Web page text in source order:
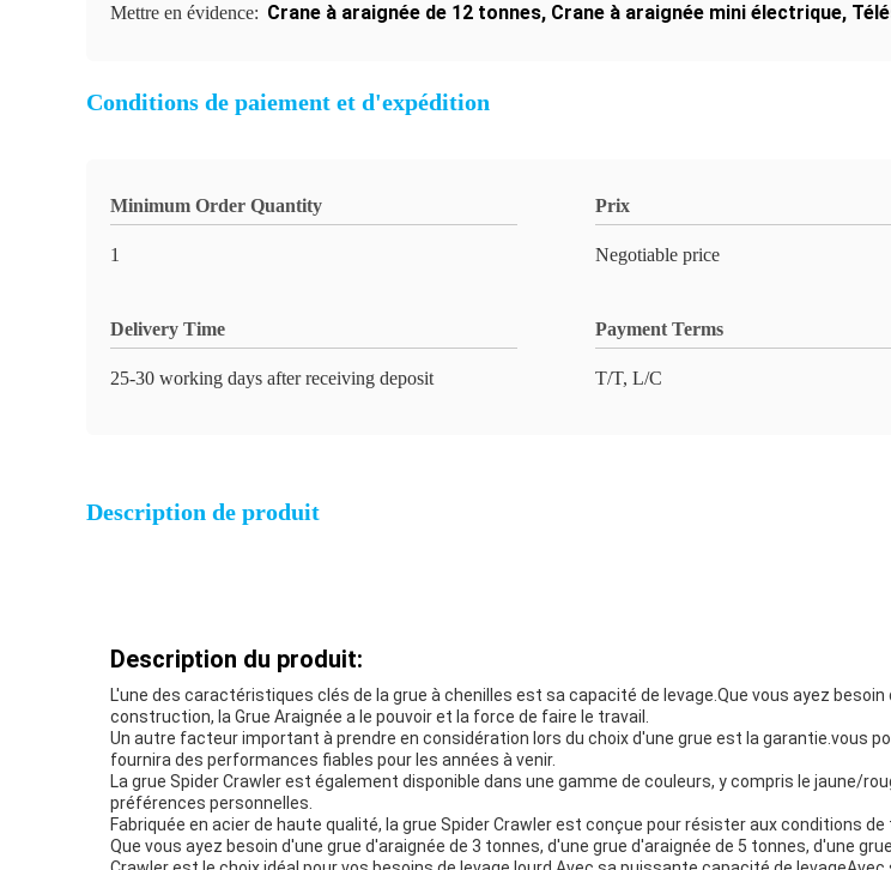
Mettre en évidence: Crane à araignée de 12 tonnes, Crane à araignée mini électrique,
Conditions de paiement et d'expédition
Minimum Order Quantity
1
Prix
Negotiable price
Delivery Time
25-30 working days after receiving deposit
Payment Terms
T/T, L/C
Description de produit
Description du produit:
L'une des caractéristiques clés de la grue à chenilles est sa capacité de levage.Que vous ayez
construction, la Grue Araignée a le pouvoir et la force de faire le travail.
Un autre facteur important à prendre en considération lors du choix d'une grue est la garantie.vous
fournira des performances fiables pour les années à venir.
La grue Spider Crawler est également disponible dans une gamme de couleurs, y compris le jaune/
préférences personnelles.
Fabriquée en acier de haute qualité, la grue Spider Crawler est conçue pour résister aux conditions de
Que vous ayez besoin d'une grue d'araignée de 3 tonnes, d'une grue d'araignée de 5 tonnes, d'une